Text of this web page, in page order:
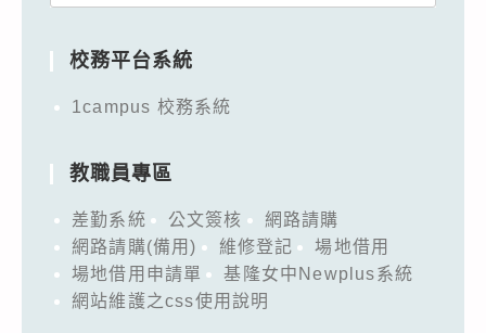
校務平台系統
1campus 校務系統
教職員專區
差勤系統 公文簽核
網路請購
網路請購(備用)
維修登記
場地借用
場地借用申請單
基隆女中Newplus系統
網站維護之css使用說明